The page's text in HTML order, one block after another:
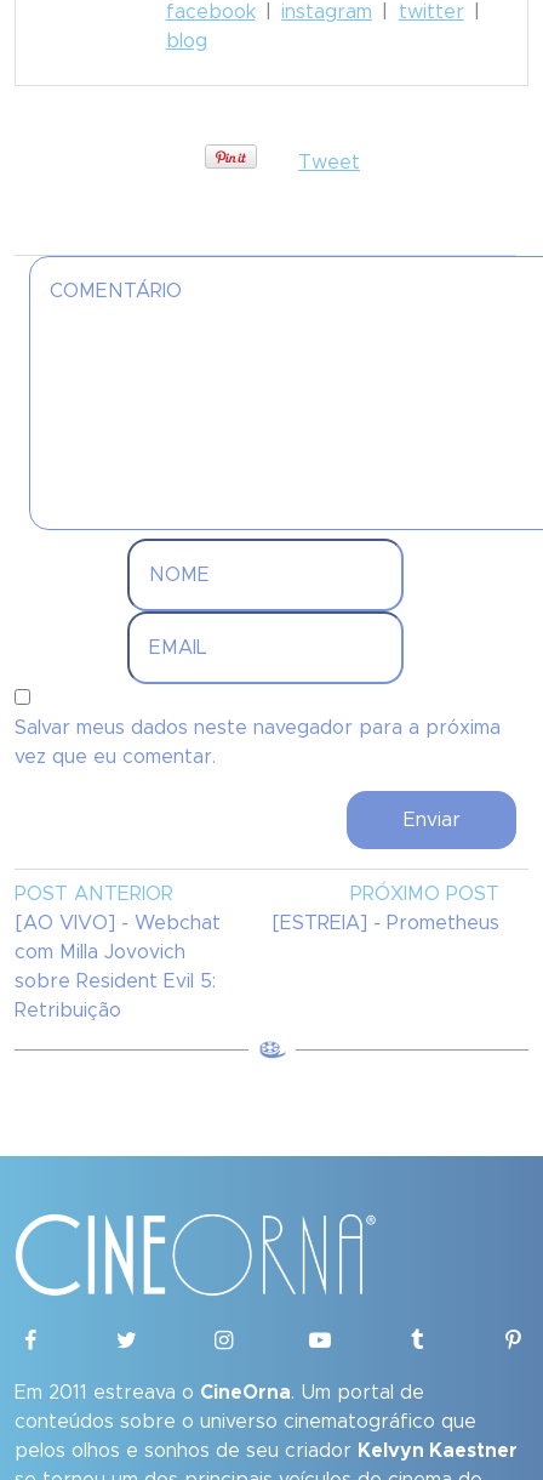
facebook|instagram twitter|
blog
Tweet
Salvar meus dados neste navegador para a próxima
vez que eu comentar.
POST ANTERIOR
[AO VIVO] - Webchat
com Milla Jovovich
sobre Resident Evil 5:
Retribuição
PRÓXIMO POST
[ESTREIA] - Prometheus
Em 2011 estreava o CineOrna. Um portal de
conteúdos sobre o universo cinematográfico que
pelos olhos e sonhos de seu criador Kelvyn Kaestner